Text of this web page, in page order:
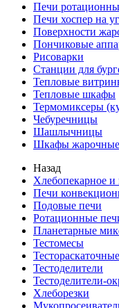
Печи
Печи хоспер на
Поверхности
Пончиковые
Рисоварки
Станции для
Тепловые
Тепловые шкафы
Термомиксеры
Чебуречницы
Шашлычницы
Шкафы жарочные
Назад
Хлебопекарное и
Печи
Подовые печи
Ротационные
Планетарные
Тестомесы
Тестоделители
Тестоделители-
Хлеборезки